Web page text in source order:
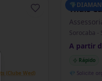
(Clube Wed)
💎
Thaís
&
Sorocaba -
A partir
Rápido
💎 Solicite